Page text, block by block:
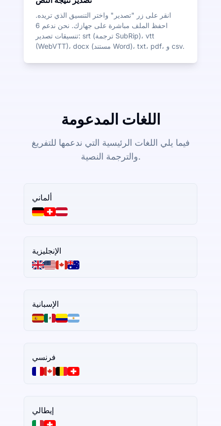
انقر على زر "تصدير" واختر التنسيق الذي تريده.
احفظ الملف مباشرة على جهازك. نحن ندعم 6
تنسيقات تصدير: srt (ترجمة SubRip)، vtt
(WebVTT)، docx (مستند Word)، txt، pdf، و csv.
اللغات المدعومة
فيما يلي اللغات الرئيسية التي ندعمها للتفريغ
والترجمة النصية.
ألماني
الإنجليزية
الإسبانية
فرنسي
إيطالي